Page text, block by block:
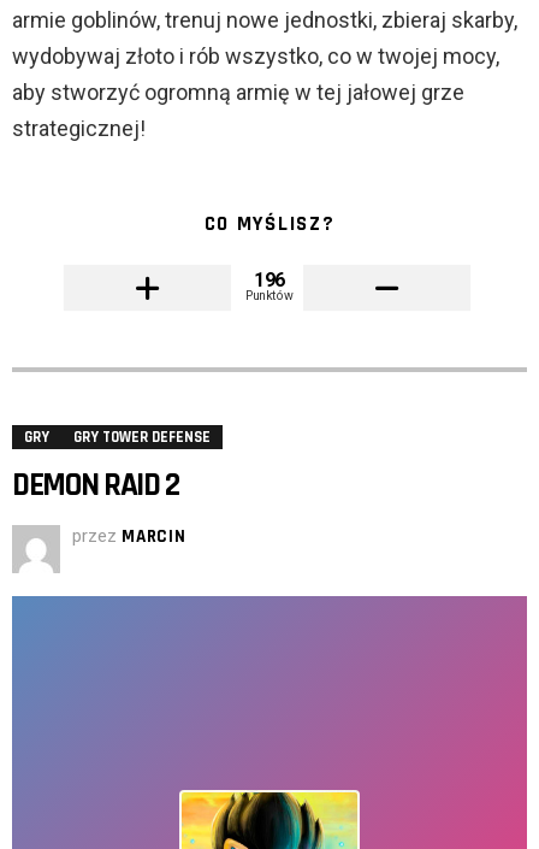
armie goblinów, trenuj nowe jednostki, zbieraj skarby,
wydobywaj złoto i rób wszystko, co w twojej mocy,
aby stworzyć ogromną armię w tej jałowej grze
strategicznej!
CO MYŚLISZ?
196
Punktów
GRY GRY TOWER DEFENSE
DEMON RAID 2
przez MARCIN